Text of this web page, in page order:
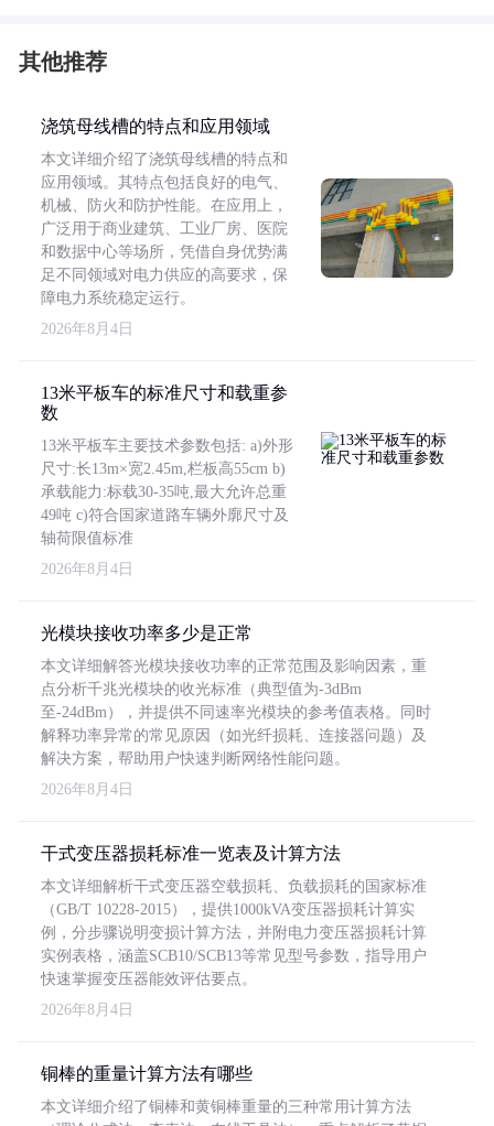
其他推荐
浇筑母线槽的特点和应用领域
本文详细介绍了浇筑母线槽的特点和
应用领域。其特点包括良好的电气、
机械、防火和防护性能。在应用上，
广泛用于商业建筑、工业厂房、医院
和数据中心等场所，凭借自身优势满
足不同领域对电力供应的高要求，保
障电力系统稳定运行。
2026年8月4日
13米平板车的标准尺寸和载重参
数
13米平板车主要技术参数包括: a)外形
尺寸:长13m×宽2.45m,栏板高55cm b)
承载能力:标载30-35吨,最大允许总重
49吨 c)符合国家道路车辆外廓尺寸及
轴荷限值标准
2026年8月4日
光模块接收功率多少是正常
本文详细解答光模块接收功率的正常范围及影响因素，重
点分析千兆光模块的收光标准（典型值为-3dBm
至-24dBm），并提供不同速率光模块的参考值表格。同时
解释功率异常的常见原因（如光纤损耗、连接器问题）及
解决方案，帮助用户快速判断网络性能问题。
2026年8月4日
干式变压器损耗标准一览表及计算方法
本文详细解析干式变压器空载损耗、负载损耗的国家标准
（GB/T 10228-2015），提供1000kVA变压器损耗计算实
例，分步骤说明变损计算方法，并附电力变压器损耗计算
实例表格，涵盖SCB10/SCB13等常见型号参数，指导用户
快速掌握变压器能效评估要点。
2026年8月4日
铜棒的重量计算方法有哪些
本文详细介绍了铜棒和黄铜棒重量的三种常用计算方法